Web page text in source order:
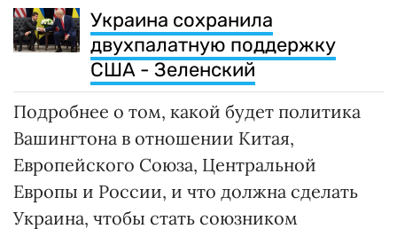
Украина сохранила
двухпалатную поддержку
США - Зеленский
Подробнее о том, какой будет политика
Вашингтона в отношении Китая,
Европейского Союза, Центральной
Европы и России, и что должна сделать
Украина, чтобы стать союзником